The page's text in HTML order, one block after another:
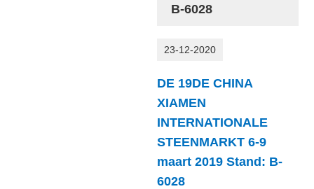
B-6028
23-12-2020
DE 19DE CHINA
XIAMEN
INTERNATIONALE
STEENMARKT 6-9
maart 2019 Stand: B-
6028